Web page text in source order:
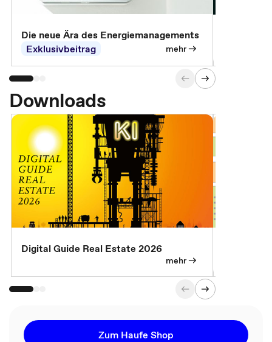
Die neue Ära des Energiemanagements
Exklusivbeitrag
mehr
Downloads
Digital Guide Real Estate 2026
mehr
Zum Haufe Shop